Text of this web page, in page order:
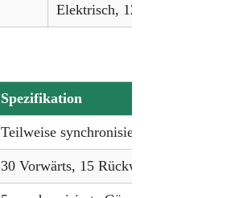
Elektrisch, 12V
Spezifikation
Teilweise synchronisiert
30 Vorwärts, 15 Rückwärts